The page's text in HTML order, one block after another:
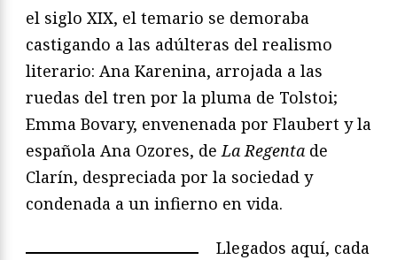
el siglo XIX, el temario se demoraba
castigando a las adúlteras del realismo
literario: Ana Karenina, arrojada a las
ruedas del tren por la pluma de Tolstoi;
Emma Bovary, envenenada por Flaubert y la
española Ana Ozores, deLa Regenta de
Clarín, despreciada por la sociedad y
condenada a un infierno en vida.
Llegados aquí, cada